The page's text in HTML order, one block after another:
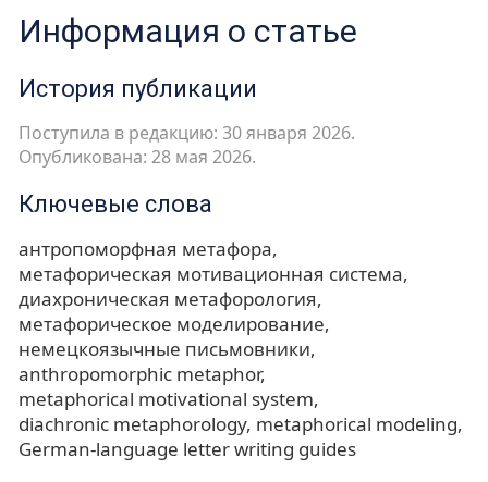
Информация о статье
История публикации
Поступила в редакцию: 30 января 2026.
Опубликована: 28 мая 2026.
Ключевые слова
антропоморфная метафора
метафорическая мотивационная система
диахроническая метафорология
метафорическое моделирование
немецкоязычные письмовники
anthropomorphic metaphor
metaphorical motivational system
diachronic metaphorology metaphorical modeling
German-language letter writing guides